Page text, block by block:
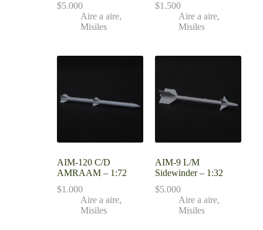
$5.000
Aire a aire,
Misiles
$1.500
Aire a aire,
Misiles
AIM-120 C/D
AMRAAM – 1:72
$1.000
Aire a aire,
Misiles
AIM-9 L/M
Sidewinder – 1:32
$5.000
Aire a aire,
Misiles